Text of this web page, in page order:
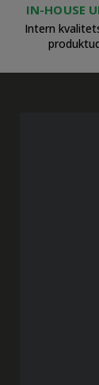
IN-HOUSE
Intern